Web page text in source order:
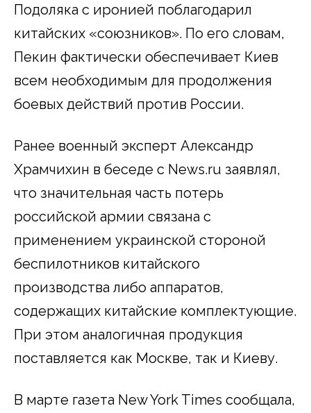
Подоляка с иронией поблагодарил
китайских «союзников». По его словам,
Пекин фактически обеспечивает Киев
всем необходимым для продолжения
боевых действий против России.
Ранее военный эксперт Александр
Храмчихин в беседе с News.ru заявлял,
что значительная часть потерь
российской армии связана с
применением украинской стороной
беспилотников китайского
производства либо аппаратов,
содержащих китайские комплектующие.
При этом аналогичная продукция
поставляется как Москве, так и Киеву.
В марте газета New York Times сообщала,